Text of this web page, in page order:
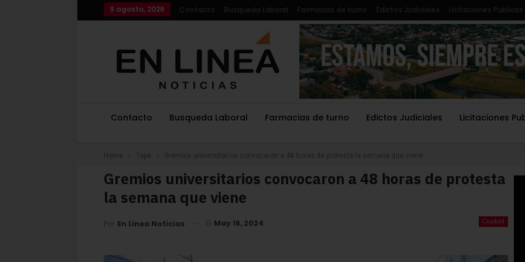
9 agosto, 2026 Contacto Busqueda Laboral Farmacias de turno Edictos Judiciales Licitaciones Publicas
Contacto Busqueda Laboral Farmacias de turno Edictos Judiciales Licitaciones
Home Tapa Gremios universitarios convocaron a 48 horas de protesta la semana que viene
Gremios universitarios convocaron a 48 horas de protesta
la semana que viene
Ciudad
Por En Linea Noticias El May 16, 2024